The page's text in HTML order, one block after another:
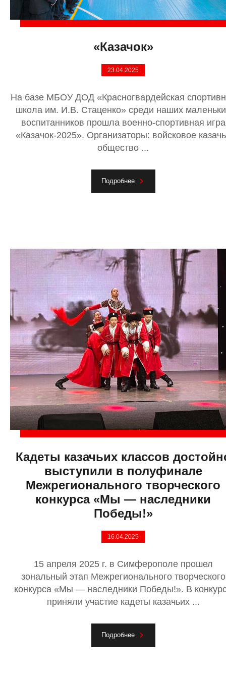
«Казачок»
23.04.2025
На базе МБОУ ДОД «Красногвардейская
школа им. И.В. Стаценко» среди наших
воспитанников прошла военно-спортивная игра
«Казачок-2025». Организаторы: войсковое
общество ...
Подробнее
Кадеты казачьих классов
выступили в полуфинале
Межрегионального творческого
конкурса «Мы — наследники
Победы!»
16.04.2025
15 апреля 2025 г. в Симферополе прошел
зональный этап Межрегионального творческого
конкурса «Мы — наследники Победы!». В
приняли участие кадеты казачьих ...
Подробнее